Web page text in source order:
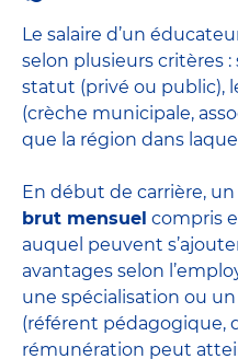
Le salaire d’un
selon plusieurs critères
statut (privé ou public),
(crèche municipale,
que la région dans
En début de carrière,
brut mensuel compris
auquel peuvent
avantages selon
une spécialisation ou
(référent pédagogique,
rémunération peut